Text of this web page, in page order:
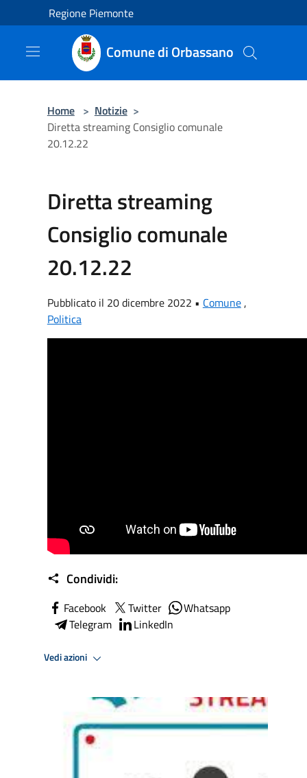
Salta al contenuto principale
Regione Piemonte
Comune di Orbassano
Home > Notizie >
Diretta streaming Consiglio comunale
20.12.22
Diretta streaming
Consiglio comunale
20.12.22
Pubblicato il 20 dicembre 2022 • Comune,
Politica
Condividi:
Facebook Twitter
Whatsapp
Telegram
LinkedIn
Vedi azioni